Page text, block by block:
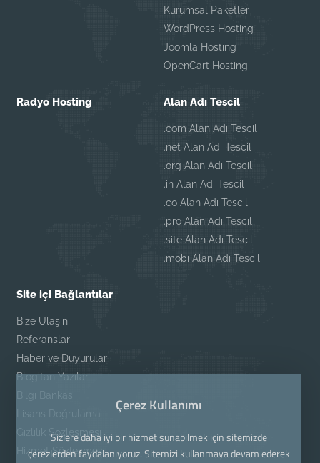
Kurumsal Paketler
WordPress Hosting
Joomla Hosting
OpenCart Hosting
Radyo Hosting Alan Adı Tescil
.com Alan Adı Tescil
.net Alan Adı Tescil
.org Alan Adı Tescil
.in Alan Adı Tescil
.co Alan Adı Tescil
.pro Alan Adı Tescil
.site Alan Adı Tescil
.mobi Alan Adı Tescil
Site içi Bağlantılar
Bize Ulaşın
Referanslar
Haber ve Duyurular
Blog'tan Yazılar
Bilgi Bankası
Lisans Doğrulama
Gizlilik Sözleşmesi
Hizmet Sözleşmesi
Çerez Kullanımı
Sizlere daha iyi bir hizmet sunabilmek için sitemizde
çerezlerden faydalanıyoruz. Sitemizi kullanmaya devam ederek